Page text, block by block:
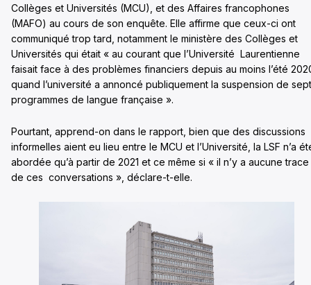
Collèges et Universités (MCU), et des Affaires francophones
(MAFO) au cours de son enquête. Elle affirme que ceux-ci ont
communiqué trop tard, notamment le ministère des Collèges et
Universités qui était « au courant que l’Université Laurentienne
faisait face à des problèmes financiers depuis au moins l’été
quand l’université a annoncé publiquement la suspension de sept
programmes de langue française ».
Pourtant, apprend-on dans le rapport, bien que des discussions
informelles aient eu lieu entre le MCU et l’Université, la LSF n’a
abordée qu’à partir de 2021 et ce même si « il n’y a aucune trace
de ces conversations », déclare-t-elle.